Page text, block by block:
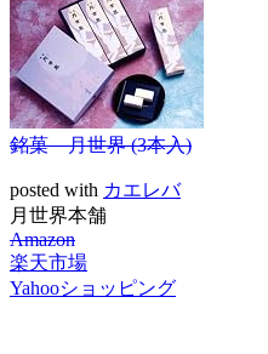
銘菓 月世界 (3本入)
posted with カエレバ
月世界本舗
Amazon
楽天市場
Yahooショッピング